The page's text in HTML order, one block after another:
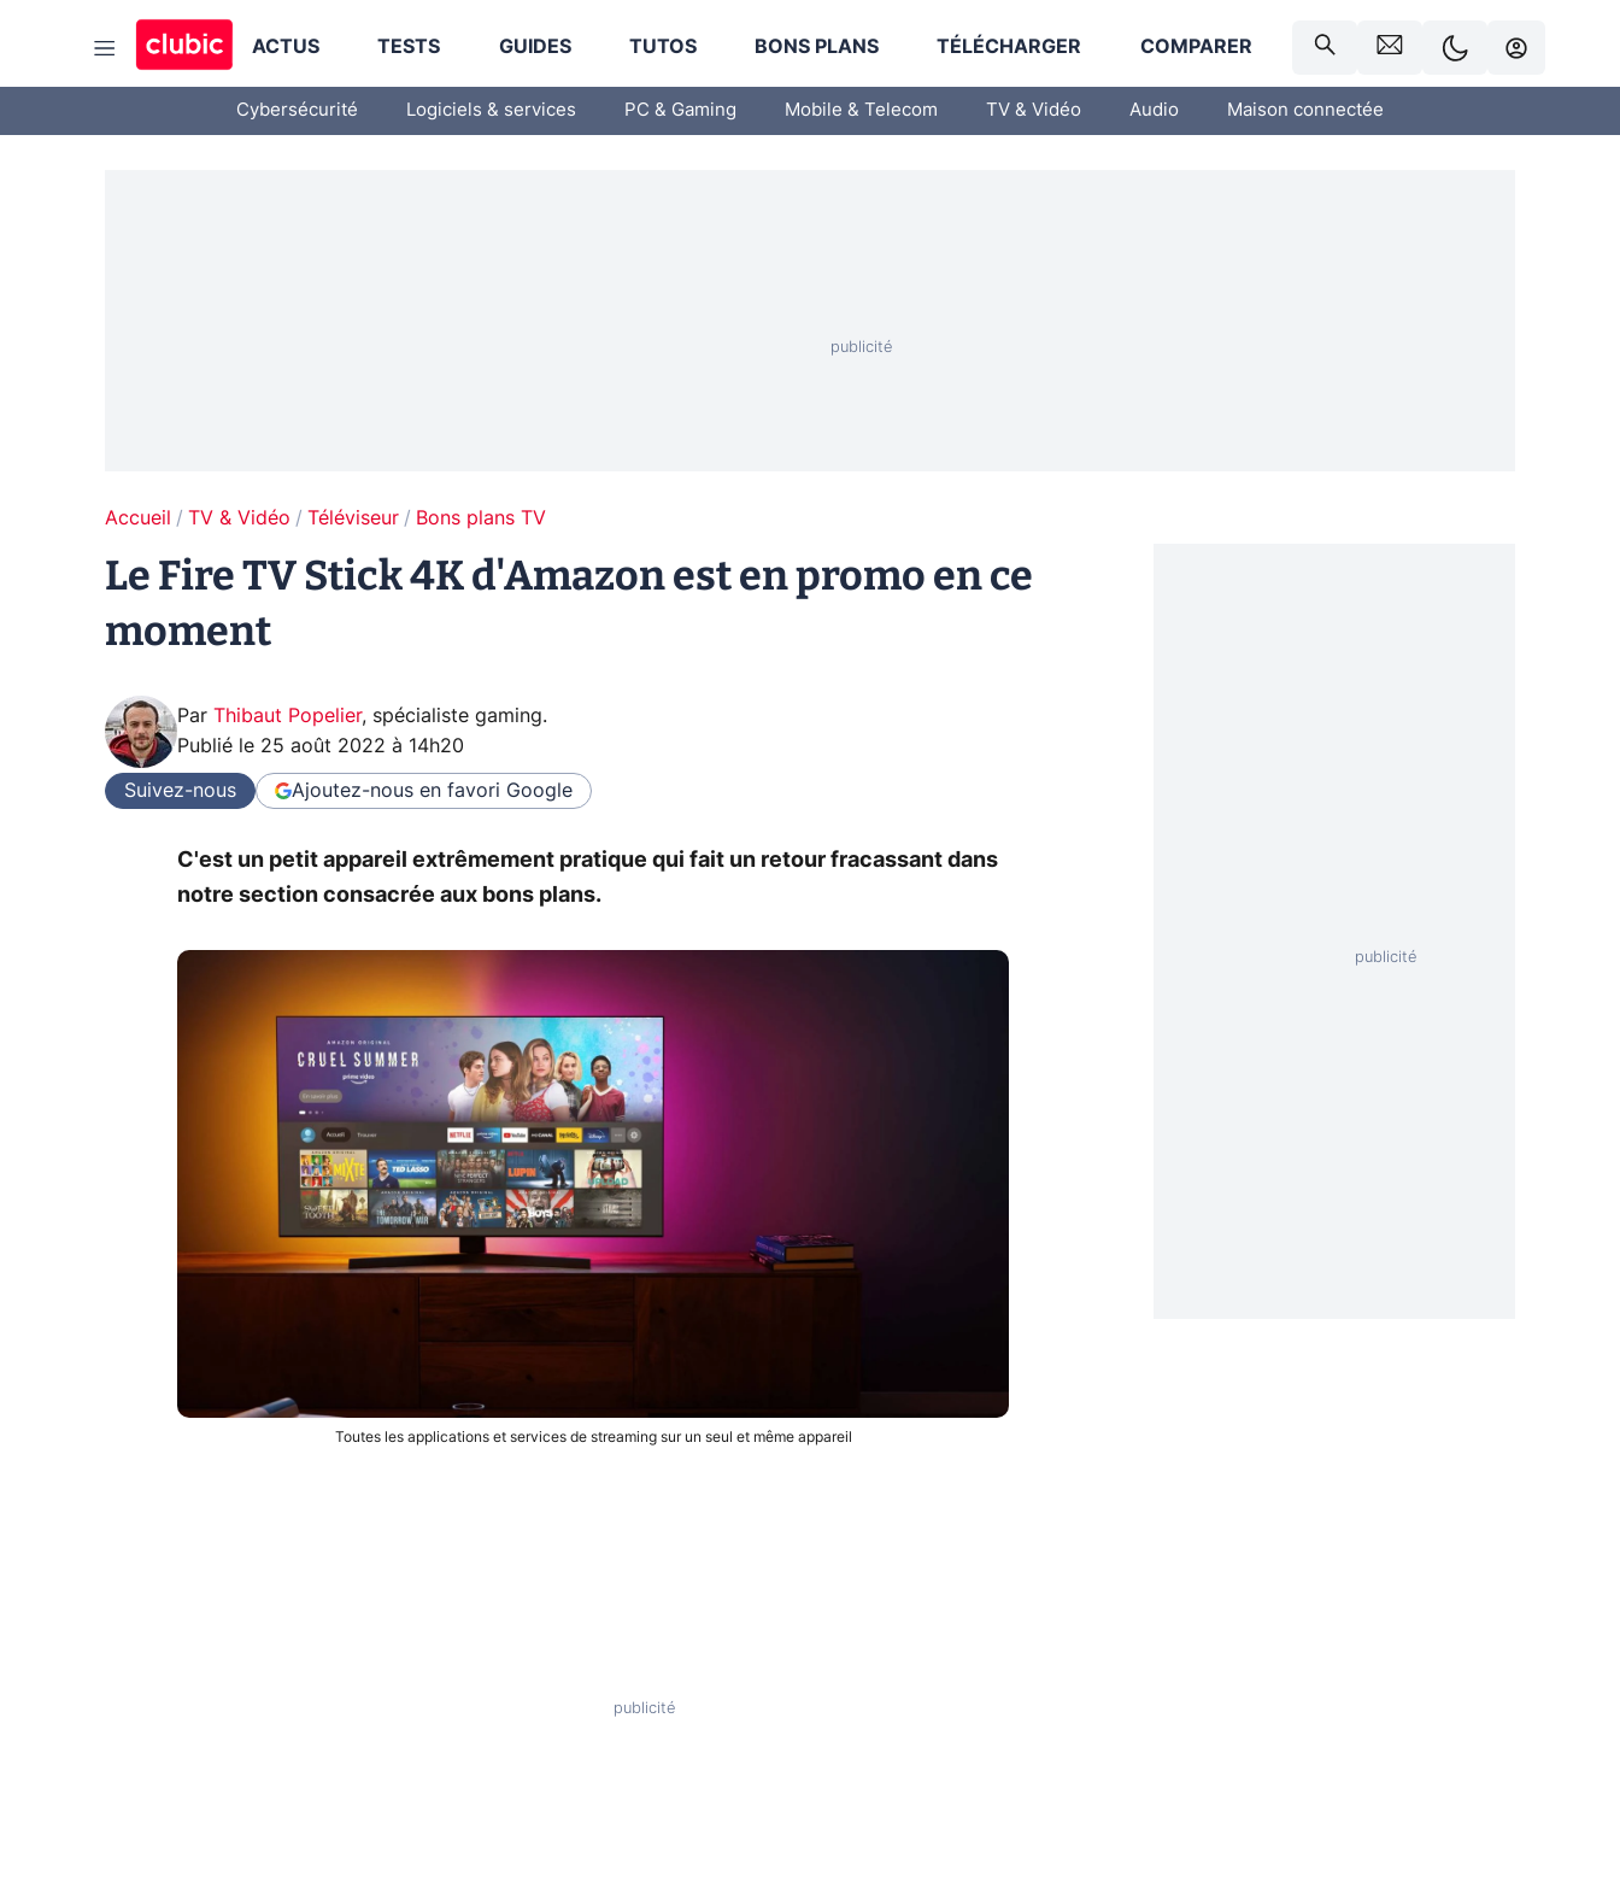
ACTUS TESTS GUIDES TUTOS BONS PLANS TÉLÉCHARGER COMPARER
Cybersécurité Logiciels & services PC & Gaming Mobile & Telecom TV & Vidéo Audio Maison connectée
Accueil TV & Vidéo Téléviseur Bons plans TV
Le Fire TV Stick 4K d'Amazon est en promo en ce
moment
Par Thibaut Popelier, spécialiste gaming.
Publié le 25 août 2022 à 14h20
Suivez-nous Ajoutez-nous en favori Google
C'est un petit appareil extrêmement pratique qui fait un retour fracassant dans
notre section consacrée aux bons plans.
Toutes les applications et services de streaming sur un seul et même appareil